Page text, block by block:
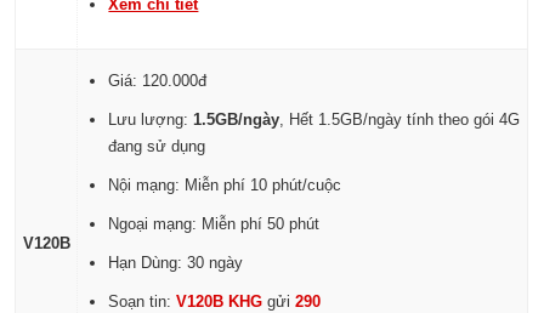
Xem chi tiết
V120B
Giá: 120.000đ
Lưu lượng:1.5GB/ngày, Hết 1.5GB/ngày tính theo gói 4G
đang sử dụng
Nội mạng: Miễn phí 10 phút/cuộc
Ngoại mạng: Miễn phí 50 phút
Hạn Dùng: 30 ngày
Soạn tin:V120B KHGgửi290